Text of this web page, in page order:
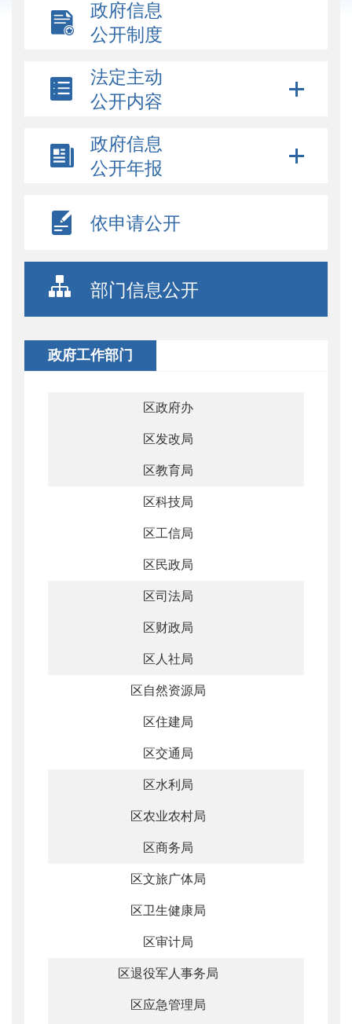
政府信息
公开制度
法定主动
公开内容
政府信息
公开年报
依申请公开
部门信息公开
政府工作部门
区政府办
区发改局
区教育局
区科技局
区工信局
区民政局
区司法局
区财政局
区人社局
区自然资源局
区住建局
区交通局
区水利局
区农业农村局
区商务局
区文旅广体局
区卫生健康局
区审计局
区退役军人事务局
区应急管理局